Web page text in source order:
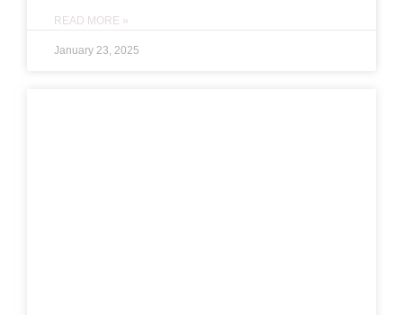
READ MORE »
January 23, 2025